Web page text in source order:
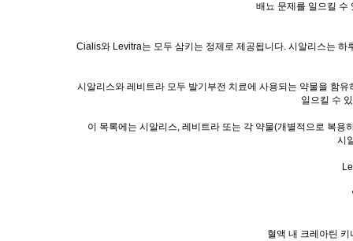
배뇨 문제를 일으킬 수
Cialis와 Levitra는 모두 삼키는 정제로 제공됩니다. 시알리스는
시알리스와 레비트라 모두 발기부전 치료에 사용되는 약물을 함
일으킬 수
이 목록에는 시알리스, 레비트라 또는 각 약물(개별적으로 복
시
혈액 내 크레아틴